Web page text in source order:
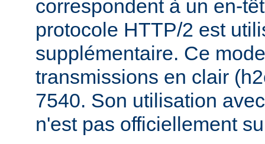
correspondent à un en-
protocole HTTP/2 est
supplémentaire. Ce
transmissions en clair
7540. Son utilisation
n'est pas officiellement